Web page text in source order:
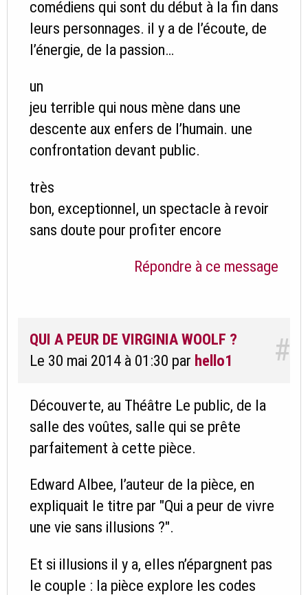
comédiens qui sont du début à la fin dans
leurs personnages. il y a de l’écoute, de
l’énergie, de la passion…
un
jeu terrible qui nous mène dans une
descente aux enfers de l’humain. une
confrontation devant public.
très
bon, exceptionnel, un spectacle à revoir
sans doute pour profiter encore
Répondre à ce message
#
QUI A PEUR DE VIRGINIA WOOLF ?
Le 30 mai 2014 à 01:30 par hello1
Découverte, au Théâtre Le public, de la
salle des voûtes, salle qui se prête
parfaitement à cette pièce.
Edward Albee, l’auteur de la pièce, en
expliquait le titre par "Qui a peur de vivre
une vie sans illusions ?".
Et si illusions il y a, elles n’épargnent pas
le couple : la pièce explore les codes